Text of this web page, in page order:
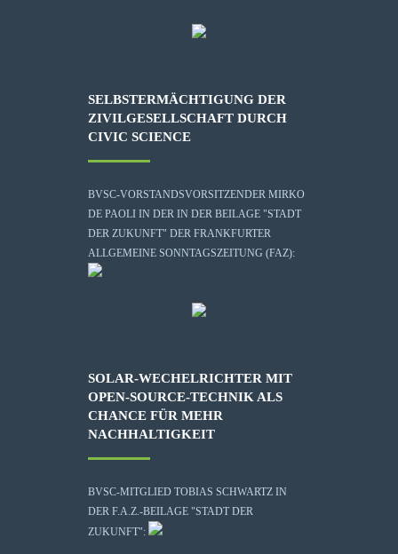
SELBSTERMÄCHTIGUNG DER
ZIVILGESELLSCHAFT DURCH
CIVIC SCIENCE
BVSC-VORSTANDSVORSITZENDER MIRKO
DE PAOLI IN DER IN DER BEILAGE "STADT
DER ZUKUNFT" DER FRANKFURTER
ALLGEMEINE SONNTAGSZEITUNG (FAZ):
SOLAR-WECHELRICHTER MIT
OPEN-SOURCE-TECHNIK ALS
CHANCE FÜR MEHR
NACHHALTIGKEIT
BVSC-MITGLIED TOBIAS SCHWARTZ IN
DER F.A.Z.-BEILAGE "STADT DER
ZUKUNFT":